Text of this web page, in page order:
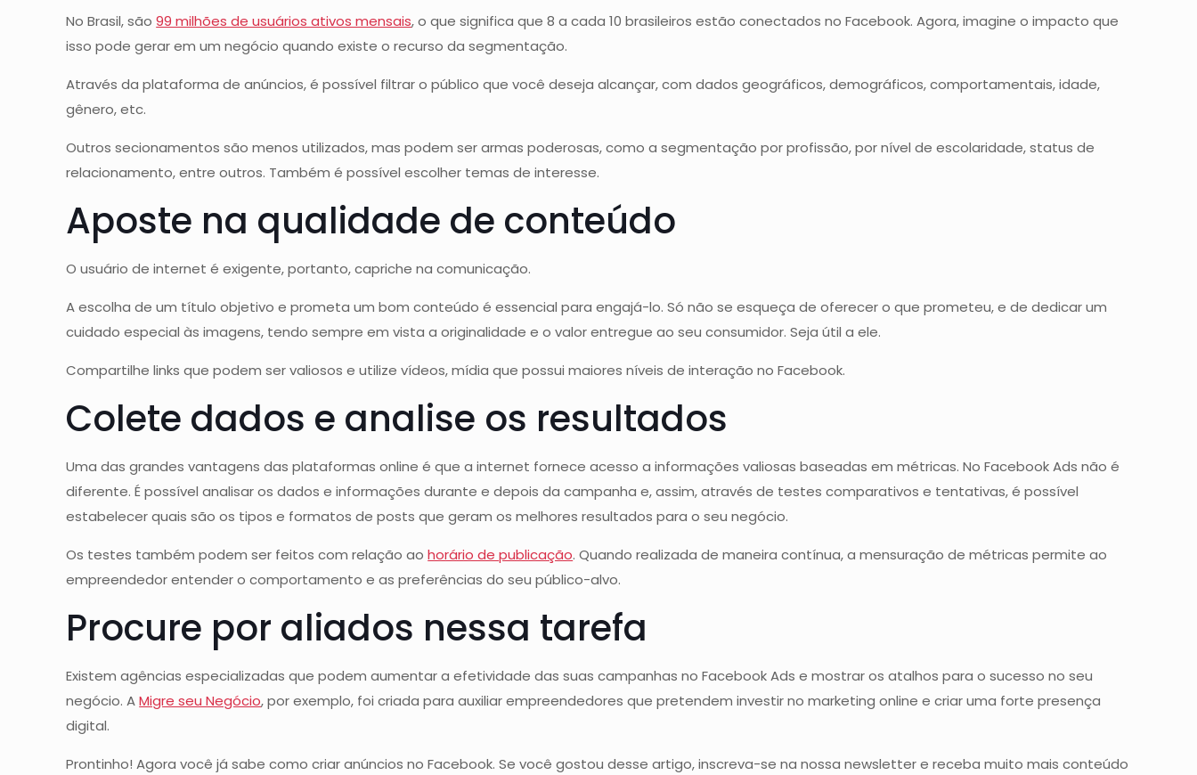
No Brasil, são99 milhões de usuários ativos mensais, o que significa que 8 a cada 10 brasileiros estão conectados no Facebook. Agora, imagine o impacto que
isso pode gerar em um negócio quando existe o recurso da segmentação.
Através da plataforma de anúncios, é possível filtrar o público que você deseja alcançar, com dados geográficos, demográficos, comportamentais, idade,
gênero, etc.
Outros secionamentos são menos utilizados, mas podem ser armas poderosas, como a segmentação por profissão, por nível de escolaridade, status de
relacionamento, entre outros. Também é possível escolher temas de interesse.
Aposte na qualidade de conteúdo
O usuário de internet é exigente, portanto, capriche na comunicação.
A escolha de um título objetivo e prometa um bom conteúdo é essencial para engajá-lo. Só não se esqueça de oferecer o que prometeu, e de dedicar um
cuidado especial às imagens, tendo sempre em vista a originalidade e o valor entregue ao seu consumidor. Seja útil a ele.
Compartilhe links que podem ser valiosos e utilize vídeos, mídia que possui maiores níveis de interação no Facebook.
Colete dados e analise os resultados
Uma das grandes vantagens das plataformas online é que a internet fornece acesso a informações valiosas baseadas em métricas. No Facebook Ads não é
diferente. É possível analisar os dados e informações durante e depois da campanha e, assim, através de testes comparativos e tentativas, é possível
estabelecer quais são os tipos e formatos de posts que geram os melhores resultados para o seu negócio.
Os testes também podem ser feitos com relação aohorário de publicação. Quando realizada de maneira contínua, a mensuração de métricas permite ao
empreendedor entender o comportamento e as preferências do seu público-alvo.
Procure por aliados nessa tarefa
Existem agências especializadas que podem aumentar a efetividade das suas campanhas no Facebook Ads e mostrar os atalhos para o sucesso no seu
negócio. AMigre seu Negócio, por exemplo, foi criada para auxiliar empreendedores que pretendem investir no marketing online e criar uma forte presença
digital.
Prontinho! Agora você já sabe como criar anúncios no Facebook. Se você gostou desse artigo, inscreva-se na nossa newsletter e receba muito mais conteúdo